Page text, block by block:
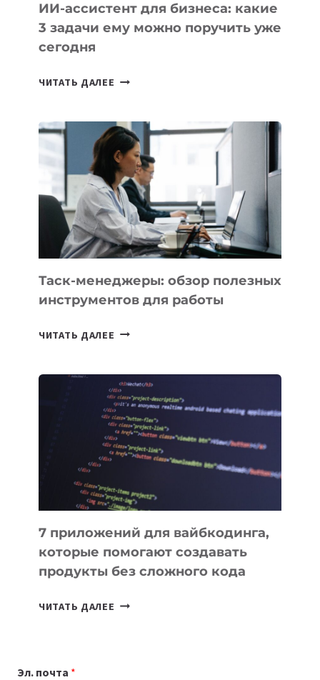
ИИ-ассистент для бизнеса: какие
3 задачи ему можно поручить уже
сегодня
ЧИТАТЬ ДАЛЕЕ ИИ-
БИЗНЕСА:
КАКИЕ
3
ЗАДАЧИ
ЕМУ
МОЖНО
ПОРУЧИТЬ
УЖЕ
Таск-менеджеры: обзор полезных
инструментов для работы
ЧИТАТЬ ДАЛЕЕ ТАСК-
ПОЛЕЗНЫХ
ИНСТРУМЕНТОВ
ДЛЯ
РАБОТЫ
7 приложений для вайбкодинга,
которые помогают создавать
продукты без сложного кода
ЧИТАТЬ ДАЛЕЕ 7
Эл. почта *